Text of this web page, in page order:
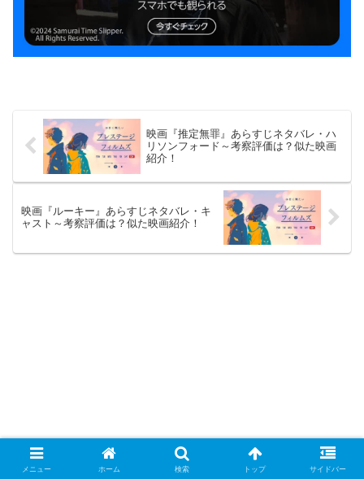
映画『推定無罪』あらすじネタバレ・ハ
リソンフォード～考察評価は？似た映画
紹介！
映画『ルーキー』あらすじネタバレ・キ
ャスト～考察評価は？似た映画紹介！
メニュー ホーム 検索 トップ サイドバー